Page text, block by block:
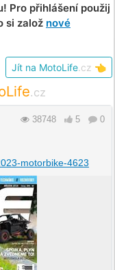
Pro přihlášení použij
si založ nové
Jít na MotoLife .cz 👈
.cz
38748 5 0
motorbike-4623